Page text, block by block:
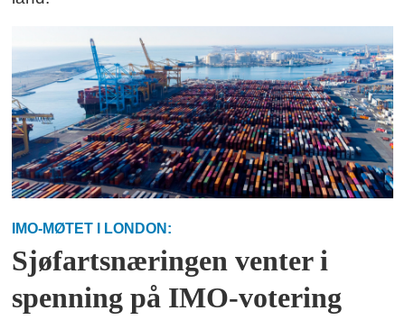
IMO-MØTET I LONDON:
Sjøfartsnæringen venter i
spenning på IMO-votering